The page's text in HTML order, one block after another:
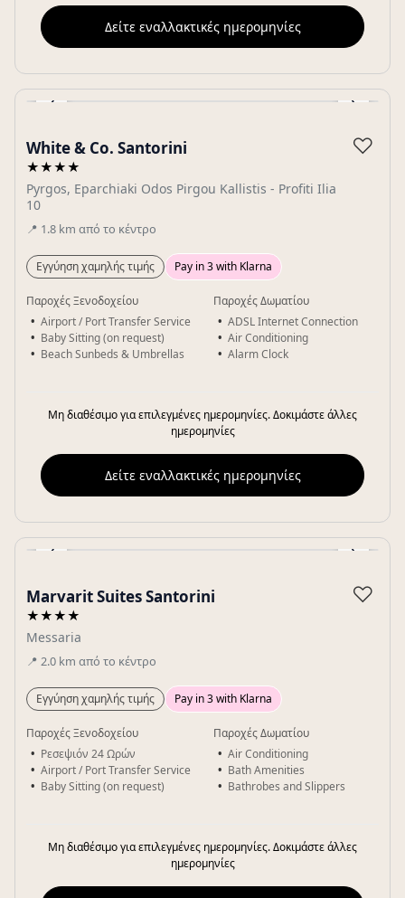
Δείτε εναλλακτικές ημερομηνίες
‹ ›
White & Co. Santorini
★★★★
Pyrgos, Eparchiaki Odos Pirgou Kallistis - Profiti Ilia
10
📍 1.8 km από το κέντρο
♡
Εγγύηση χαμηλής τιμής Pay in 3 with Klarna
Παροχές Ξενοδοχείου
Airport / Port Transfer Service
Baby Sitting (on request)
Beach Sunbeds & Umbrellas
Παροχές Δωματίου
ADSL Internet Connection
Air Conditioning
Alarm Clock
Μη διαθέσιμο για επιλεγμένες ημερομηνίες. Δοκιμάστε άλλες
ημερομηνίες
Δείτε εναλλακτικές ημερομηνίες
‹ ›
Marvarit Suites Santorini
★★★★
Messaria
📍 2.0 km από το κέντρο
♡
Εγγύηση χαμηλής τιμής Pay in 3 with Klarna
Παροχές Ξενοδοχείου
Ρεσεψιόν 24 Ωρών
Airport / Port Transfer Service
Baby Sitting (on request)
Παροχές Δωματίου
Air Conditioning
Bath Amenities
Bathrobes and Slippers
Μη διαθέσιμο για επιλεγμένες ημερομηνίες. Δοκιμάστε άλλες
ημερομηνίες